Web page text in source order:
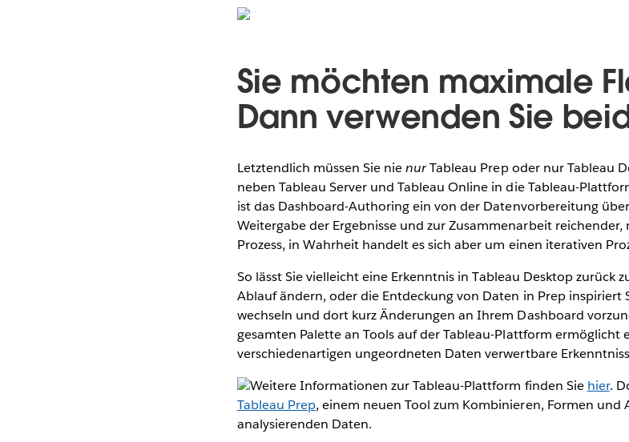
Sie möchten maximale
Dann verwenden Sie
Letztendlich müssen Sie nienurTableau Prep oder nur Tableau
neben Tableau Server und Tableau Online in die Tableau-
ist das Dashboard-Authoring ein von der Datenvorbereitung
Weitergabe der Ergebnisse und zur Zusammenarbeit
Prozess, in Wahrheit handelt es sich aber um einen iterativen
So lässt Sie vielleicht eine Erkenntnis in Tableau Desktop zurück
Ablauf ändern, oder die Entdeckung von Daten in Prep inspiriert
wechseln und dort kurz Änderungen an Ihrem Dashboard
gesamten Palette an Tools auf der Tableau-Plattform ermöglicht
verschiedenartigen ungeordneten Daten verwertbare
Weitere Informationen zur Tableau-Plattform finden Sie hier.
Tableau Prep, einem neuen Tool zum Kombinieren, Formen und
analysierenden Daten.